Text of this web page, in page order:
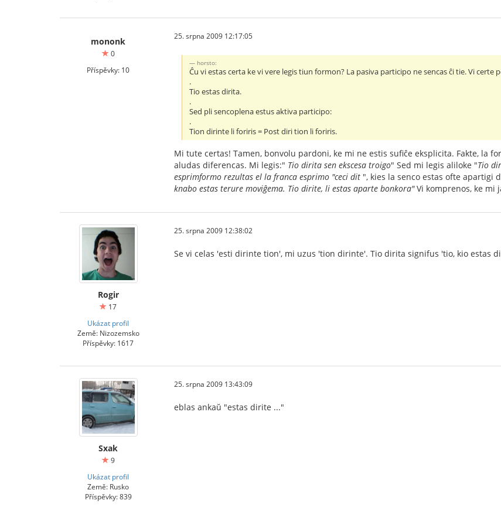
mononk
0
Příspěvky: 10
25. srpna 2009 12:17:05
horsto:
Ĉu vi estas certa ke vi vere legis tiun formon? La pasiva participo ne sencas ĉi tie. Vi certe
.
Tio estas dirita.
.
Sed pli sencoplena estus aktiva participo:
.
Tion dirinte li foriris = Post diri tion li foriris.
Mi tute certas! Tamen, bonvolu pardoni, ke mi ne estis sufiĉe eksplicita. Fakte, la
aludas diferencas. Mi legis:" Tio dirita sen ekscesa troigo" Sed mi legis aliloke "Tio
esprimformo rezultas el la franca esprimo "ceci dit ", kies la senco estas ofte apartigi
knabo estas terure moviĝema. Tio dirite, li estas aparte bonkora"Vi komprenos, ke mi
Rogir
17
Ukázat profil
Země: Nizozemsko
Příspěvky: 1617
25. srpna 2009 12:38:02
Se vi celas 'esti dirinte tion', mi uzus 'tion dirinte'. Tio dirita signifus 'tio, kio estas
Sxak
9
Ukázat profil
Země: Rusko
Příspěvky: 839
25. srpna 2009 13:43:09
eblas ankaŭ "estas dirite ..."